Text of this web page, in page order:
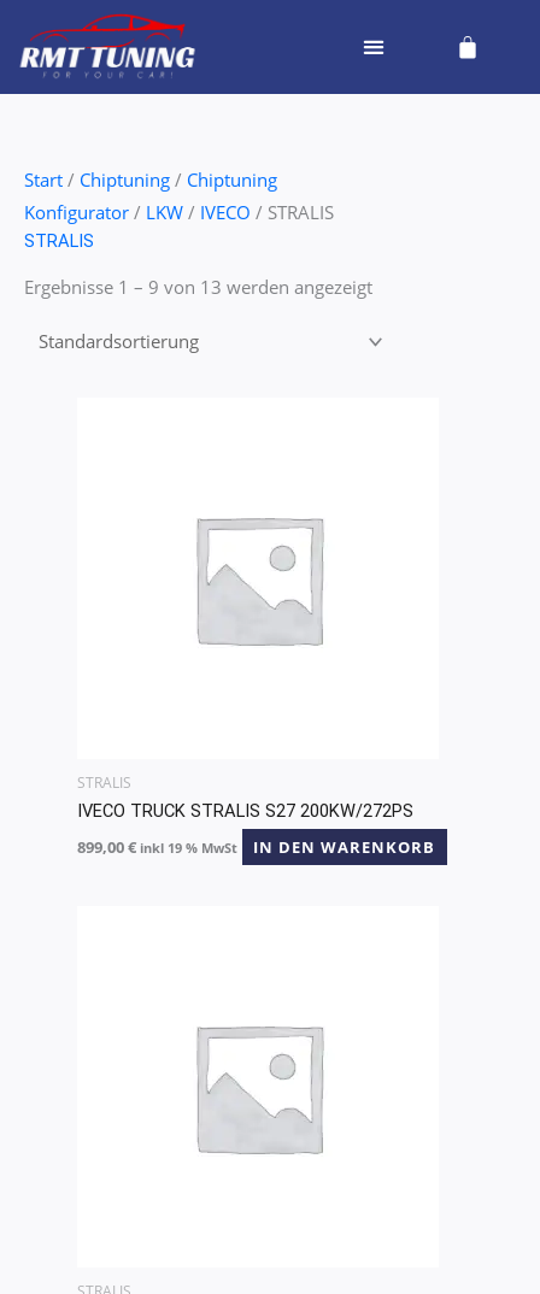
Inhalt
springen
Cart
Start / Chiptuning / Chiptuning
Konfigurator / LKW / IVECO / STRALIS
STRALIS
Ergebnisse 1 – 9 von 13 werden angezeigt
STRALIS
IVECO TRUCK STRALIS S27 200KW/272PS
899,00€ inkl 19 % MwSt IN DEN WARENKORB